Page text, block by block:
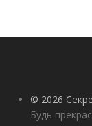
© 2026
Будь